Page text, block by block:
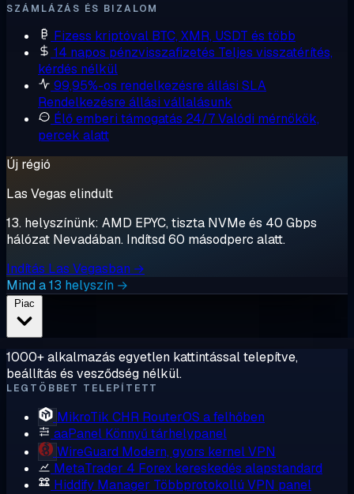
SZÁMLÁZÁS ÉS BIZALOM
Fizess kriptóval BTC, XMR, USDT és több
14 napos pénzvisszafizetés Teljes visszatérítés,
kérdés nélkül
99,95%-os rendelkezésre állási SLA
Rendelkezésre állási vállalásunk
Élő emberi támogatás 24/7Valódi mérnökök,
percek alatt
Új régió
Las Vegas elindult
13. helyszínünk: AMD EPYC, tiszta NVMe és 40 Gbps
hálózat Nevadában. Indítsd 60 másodperc alatt.
Indítás Las Vegasban →
Mind a 13 helyszín →
1000+ alkalmazás egyetlen kattintással telepítve,
beállítás és vesződség nélkül.
LEGTÖBBET TELEPÍTETT
MikroTik CHR RouterOS a felhőben
aaPanel Könnyű tárhelypanel
WireGuard Modern, gyors kernel VPN
MetaTrader 4 Forex kereskedés alapstandard
Hiddify Manager Többprotokollú VPN panel